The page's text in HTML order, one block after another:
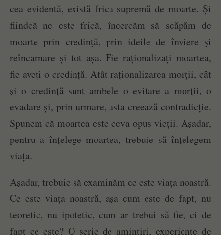
cea evidentă, există frica supremă de moarte. Și
fiindcă ne este frică, încercăm să scăpăm de
moarte prin credință, prin ideile de înviere și
reîncarnare și tot așa. Fie raționalizați moartea,
fie aveți o credință. Atât raționalizarea morții, cât
și o credință sunt ambele o evitare a morții, o
evadare și, prin urmare, asta creează contradicție.
Spunem că moartea este ceva opus vieții. Așadar,
pentru a înțelege moartea, trebuie să înțelegem
viața.
Așadar, trebuie să examinăm ce este viața noastră.
Ce este viața noastră, așa cum este de fapt, nu
teoretic, nu ipotetic, cum ar trebui să fie, ci de
fapt ce este? O serie de amintiri, experiențe de